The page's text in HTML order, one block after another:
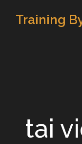
Training
tai